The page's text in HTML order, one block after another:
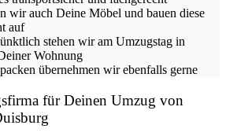
wir auch Deine Möbel und bauen diese
auf
stehen wir am Umzugstag in
Wohnung
übernehmen wir ebenfalls gerne
für Deinen Umzug von